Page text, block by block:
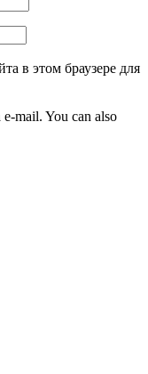
в этом браузере для
mail. You can also